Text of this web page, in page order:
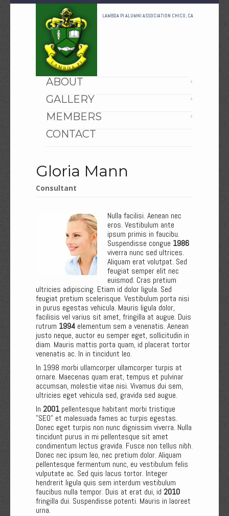
LAMBDA PI ALUMNI ASSOCIATION CHICO, CA
HOME
ABOUT
GALLERY
MEMBERS
CONTACT
Gloria Mann
Consultant
Nulla facilisi. Aenean nec
eros. Vestibulum ante
ipsum primis in faucibu.
Suspendisse congue 1986
viverra nunc sed ultrices.
Aliquam erat volutpat. Sed
feugiat semper elit nec
euismod. Cras pretium
ultricies adipiscing. Etiam id dolor ligula. Sed
feugiat pretium scelerisque. Vestibulum porta nisi
in purus egestas vehicula. Mauris ligula dolor,
facilisis vel varius sit amet, fringilla at augue. Duis
rutrum 1994 elementum sem a venenatis. Aenean
justo neque, auctor eu semper eget, sollicitudin in
diam. Mauris mattis porta quam, id placerat tortor
venenatis ac. In in tincidunt leo.
In 1998 morbi ullamcorper ullamcorper turpis at
ornare. Maecenas quam erat, tempus et pulvinar
accumsan, molestie vitae nisi. Vivamus dui sem,
ultricies eget vehicula sed, gravida sed augue.
In 2001pellentesque habitant morbi tristique
"SEO" et malesuada fames ac turpis egestas.
Donec eget turpis non nunc dignissim viverra. Nulla
tincidunt purus in mi pellentesque sit amet
condimentum lectus gravida. Fusce non tellus nibh.
Donec nec ipsum leo, nec pretium dolor. Aliquam
pellentesque fermentum nunc, eu vestibulum felis
vulputate ac. Sed quis lacus tortor. Integer
hendrerit ligula quis sem interdum vestibulum
faucibus nulla tempor. Duis at erat dui, id 2010
fringilla dui. Suspendisse potenti. Mauris in laoreet
urna.